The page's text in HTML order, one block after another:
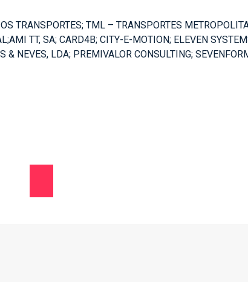
TRANSPORTES; TML – TRANSPORTES
TT, SA; CARD4B; CITY-E-MOTION; ELEVEN
& NEVES, LDA; PREMIVALOR CONSULTING;